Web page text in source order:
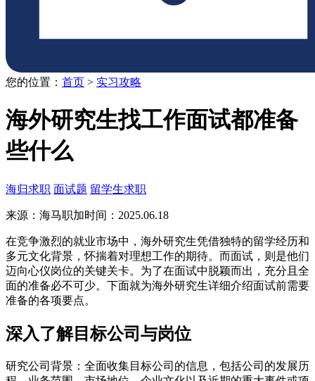
您的位置： 首页 > 实习攻略
海外研究生找工作面试都准备
些什么
海归求职 面试题 留学生求职
来源：海马职加时间：2025.06.18
在竞争激烈的就业市场中，海外研究生凭借独特的留学经历和
多元文化背景，怀揣着对理想工作的期待。而面试，则是他们
迈向心仪岗位的关键关卡。为了在面试中脱颖而出，充分且全
面的准备必不可少。下面就为海外研究生详细介绍面试前需要
准备的各项要点。
深入了解目标公司与岗位
研究公司背景：全面收集目标公司的信息，包括公司的发展历